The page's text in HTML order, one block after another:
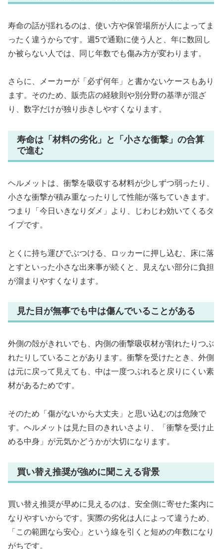
寿命の話が揺れるのは、使い方や保管場所が人によってま
ったく違うからです。週5で通勤に使う人と、年に数回し
か被らない人では、同じ年数でも傷み方が変わります。
さらに、メーカーが「必ず何年」と書かないケースもあり
ます。そのため、販売店の経験則や別分野の基準が混ざ
り、数字だけが独り歩きしやすくなります。
寿命は「材料の劣化」と「小さな衝撃」の合算
で進む
ヘルメットは、衝撃を吸収する材料が少しずつ弱ったり、
小さな衝撃が積み重なったりして性能が落ちていきます。
つまり「今日いきなりダメ」より、じわじわ効いてくるタ
イプです。
とくに持ち運びでぶつける、ロッカーに押し込む、床に落
とすといった小さな出来事が続くと、見えない部分に負担
が溜まりやすくなります。
見た目が無事でも中は傷んでいることがある
外側の殻がきれいでも、内側の衝撃吸収材が割れたりつぶ
れたりしていることがあります。衝撃を受けたとき、外側
は元に戻って見えても、中は一度つぶれると戻りにくい素
材があるためです。
そのため「傷がないから大丈夫」と思い込むのは危険で
す。ヘルメットは見た目のきれいさより、「衝撃を受け止
める中身」が元気かどうかが大切になります。
買い替え推奨が強めに聞こえる背景
買い替え推奨が早めに見えるのは、安全側に寄せた案内に
なりやすいからです。実際の劣化は人によって違うため、
「この範囲なら安心」という線を引くと短めの年数になり
がちです。